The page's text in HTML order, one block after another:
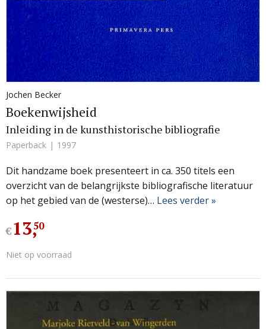
Jochen Becker
Boekenwijsheid
Inleiding in de kunsthistorische bibliografie
Paperback 1997
Dit handzame boek presenteert in ca. 350 titels een
overzicht van de belangrijkste bibliografische literatuur
op het gebied van de (westerse)… Lees verder »
€13,
50
Niet op voorraad